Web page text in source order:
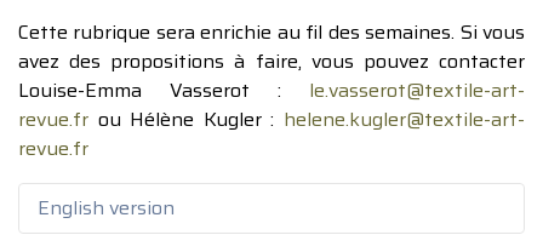
Cette rubrique sera enrichie au fil des semaines. Si vous
avez des propositions à faire, vous pouvez contacter
Louise-Emma Vasserot : le.vasserot@textile-art-
revue.fr ou Hélène Kugler : helene.kugler@textile-art-
revue.fr
English version